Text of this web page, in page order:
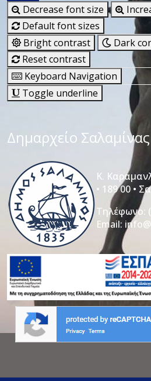
Decrease font size
Default font sizes
Bright contrast
Dark
Reset contrast
Keyboard Navigation
Toggle underline
Δημαρχείο Σαλαμίνας
Κ.
• 189 00 •
Τηλέφωνο:
Email: